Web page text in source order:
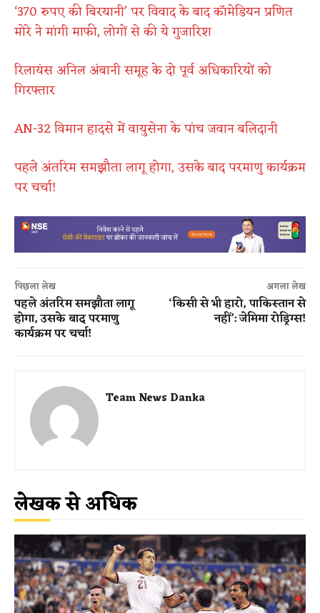
‘370 रुपए की बिरयानी’ पर विवाद के बाद कॉमेडियन प्रणित
मोरे ने मांगी माफी, लोगों से की ये गुजारिश
रिलायंस अनिल अंबानी समूह के दो पूर्व अधिकारियों को
गिरफ्तार
AN-32 विमान हादसे में वायुसेना के पांच जवान बलिदानी
पहले अंतरिम समझौता लागू होगा, उसके बाद परमाणु कार्यक्रम
पर चर्चा!
पिछला लेख
पहले अंतरिम समझौता लागू
होगा, उसके बाद परमाणु
कार्यक्रम पर चर्चा!
अगला लेख
‘किसी से भी हारो, पाकिस्तान से
नहीं’: जेमिमा रोड्रिग्स!
Team News Danka
लेखक से अधिक